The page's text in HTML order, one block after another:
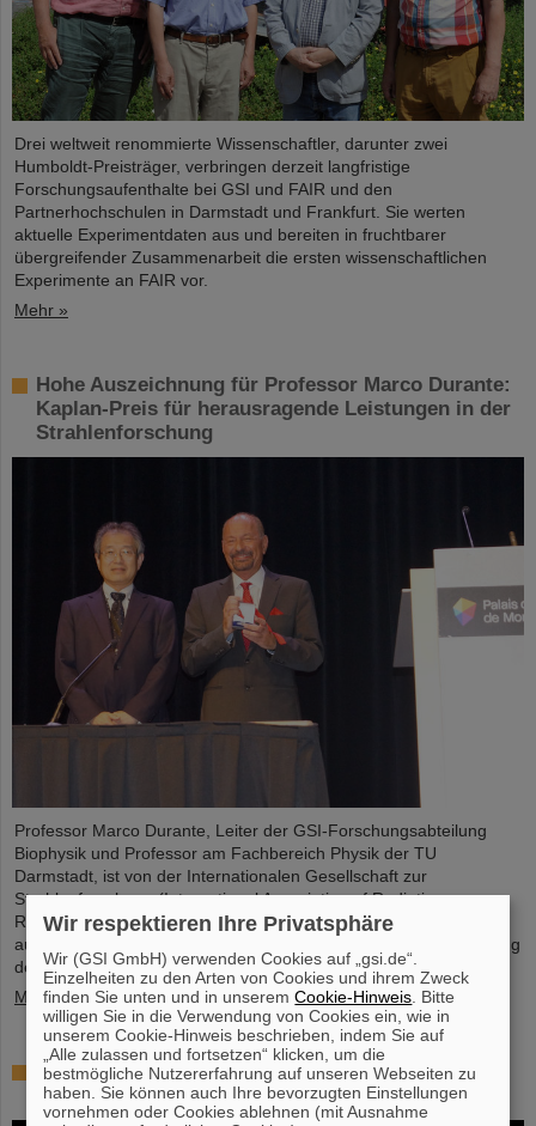
Drei weltweit renommierte Wissenschaftler, darunter zwei
Humboldt-Preisträger, verbringen derzeit langfristige
Forschungsaufenthalte bei GSI und FAIR und den
Partnerhochschulen in Darmstadt und Frankfurt. Sie werten
aktuelle Experimentdaten aus und bereiten in fruchtbarer
übergreifender Zusammenarbeit die ersten wissenschaftlichen
Experimente an FAIR vor.
Mehr »
Hohe Auszeichnung für Professor Marco Durante:
Kaplan-Preis für herausragende Leistungen in der
Strahlenforschung
Professor Marco Durante, Leiter der GSI-Forschungsabteilung
Biophysik und Professor am Fachbereich Physik der TU
Darmstadt, ist von der Internationalen Gesellschaft zur
Strahlenforschung (International Association of Radiation
Research, IARR) mit dem renommierten Henry-Kaplan-Preis
ausgezeichnet worden. Der Preis gilt als die höchste Auszeichnung
der Strahlenforschung...
Mehr »
Hoffnung auf Entwicklung einer Atomkernuhr
wächst
Wir respektieren Ihre Privatsphäre
Wir (GSI GmbH) verwenden Cookies auf „gsi.de“.
Einzelheiten zu den Arten von Cookies und ihrem Zweck
finden Sie unten und in unseremCookie-Hinweis . Bitte
willigen Sie in die Verwendung von Cookies ein, wie in
unserem Cookie-Hinweis beschrieben, indem Sie auf
„Alle zulassen und fortsetzen“ klicken, um die
bestmögliche Nutzererfahrung auf unseren Webseiten zu
haben. Sie können auch Ihre bevorzugten Einstellungen
vornehmen oder Cookies ablehnen (mit Ausnahme